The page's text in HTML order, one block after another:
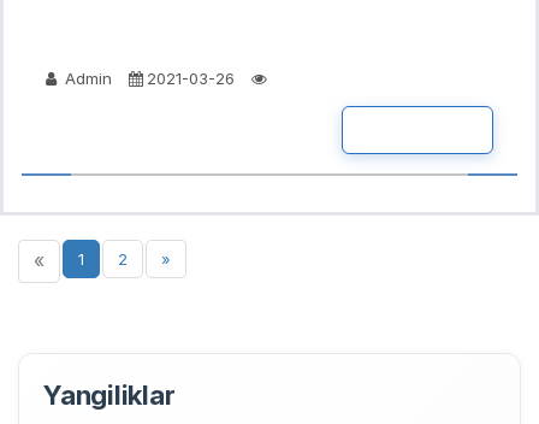
Admin 2021-03-26
« 1 2 »
Yangiliklar